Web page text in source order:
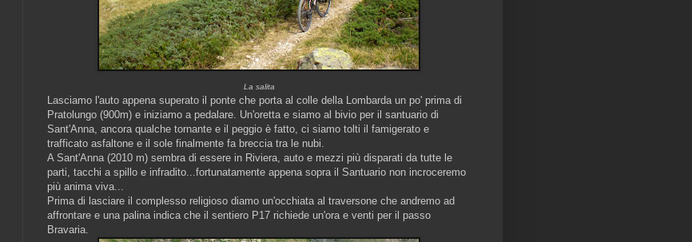
La salita
Lasciamo l'auto appena superato il ponte che porta al colle della Lombarda un po' prima di
Pratolungo (900m) e iniziamo a pedalare. Un'oretta e siamo al bivio per il santuario di
Sant'Anna, ancora qualche tornante e il peggio è fatto, ci siamo tolti il famigerato e
trafficato asfaltone e il sole finalmente fa breccia tra le nubi.
A Sant'Anna (2010 m) sembra di essere in Riviera, auto e mezzi più disparati da tutte le
parti, tacchi a spillo e infradito...fortunatamente appena sopra il Santuario non incroceremo
più anima viva...
Prima di lasciare il complesso religioso diamo un'occhiata al traversone che andremo ad
affrontare e una palina indica che il sentiero P17 richiede un'ora e venti per il passo
Bravaria.